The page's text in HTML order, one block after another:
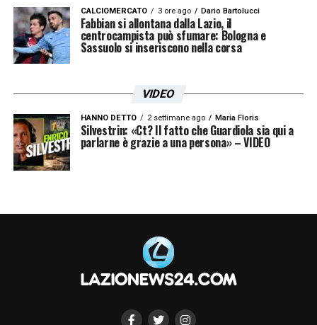
CALCIOMERCATO 3 ore ago Dario Bartolucci
Fabbian si allontana dalla Lazio, il
centrocampista può sfumare: Bologna e
Sassuolo si inseriscono nella corsa
VIDEO
HANNO DETTO 2 settimane ago Maria Floris
Silvestrin: «Ct? Il fatto che Guardiola sia qui a
parlarne è grazie a una persona» – VIDEO